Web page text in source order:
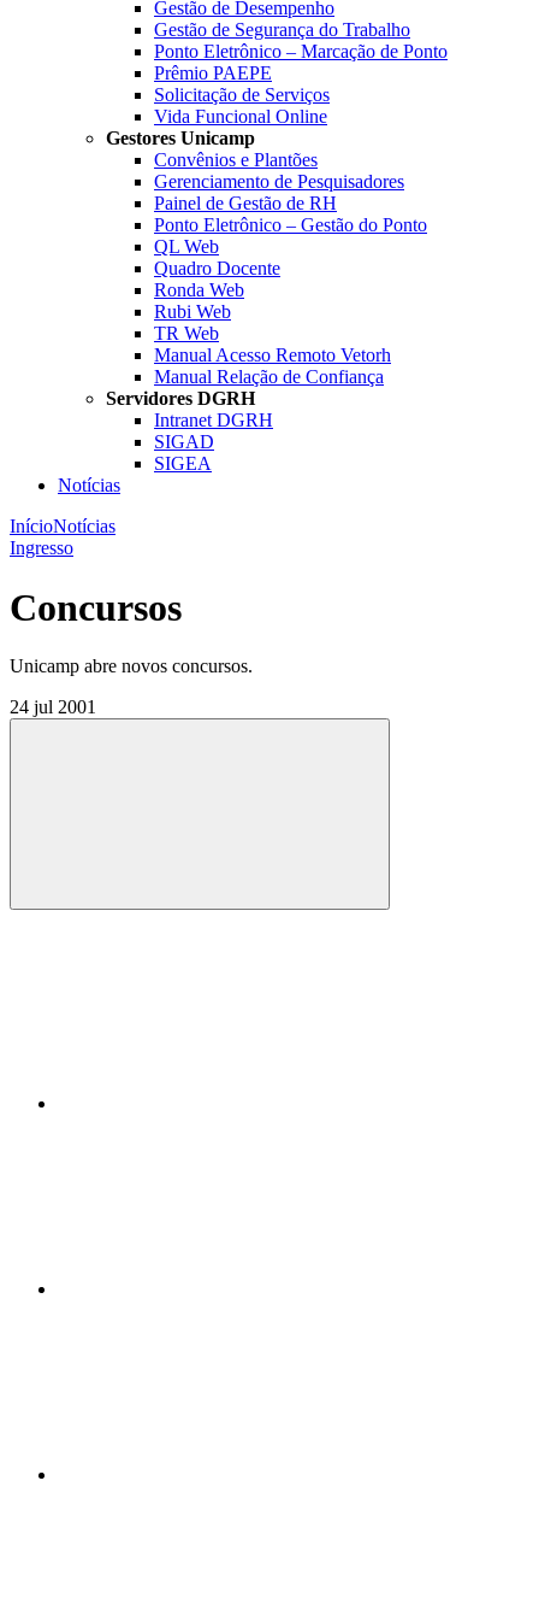
Gestão de Desempenho
Gestão de Segurança do Trabalho
Ponto Eletrônico – Marcação de Ponto
Prêmio PAEPE
Solicitação de Serviços
Vida Funcional Online
Gestores Unicamp
Convênios e Plantões
Gerenciamento de Pesquisadores
Painel de Gestão de RH
Ponto Eletrônico – Gestão do Ponto
QL Web
Quadro Docente
Ronda Web
Rubi Web
TR Web
Manual Acesso Remoto Vetorh
Manual Relação de Confiança
Servidores DGRH
Intranet DGRH
SIGAD
SIGEA
Notícias
InícioNotícias
Ingresso
Concursos
Unicamp abre novos concursos.
24 jul 2001
Compartilhar